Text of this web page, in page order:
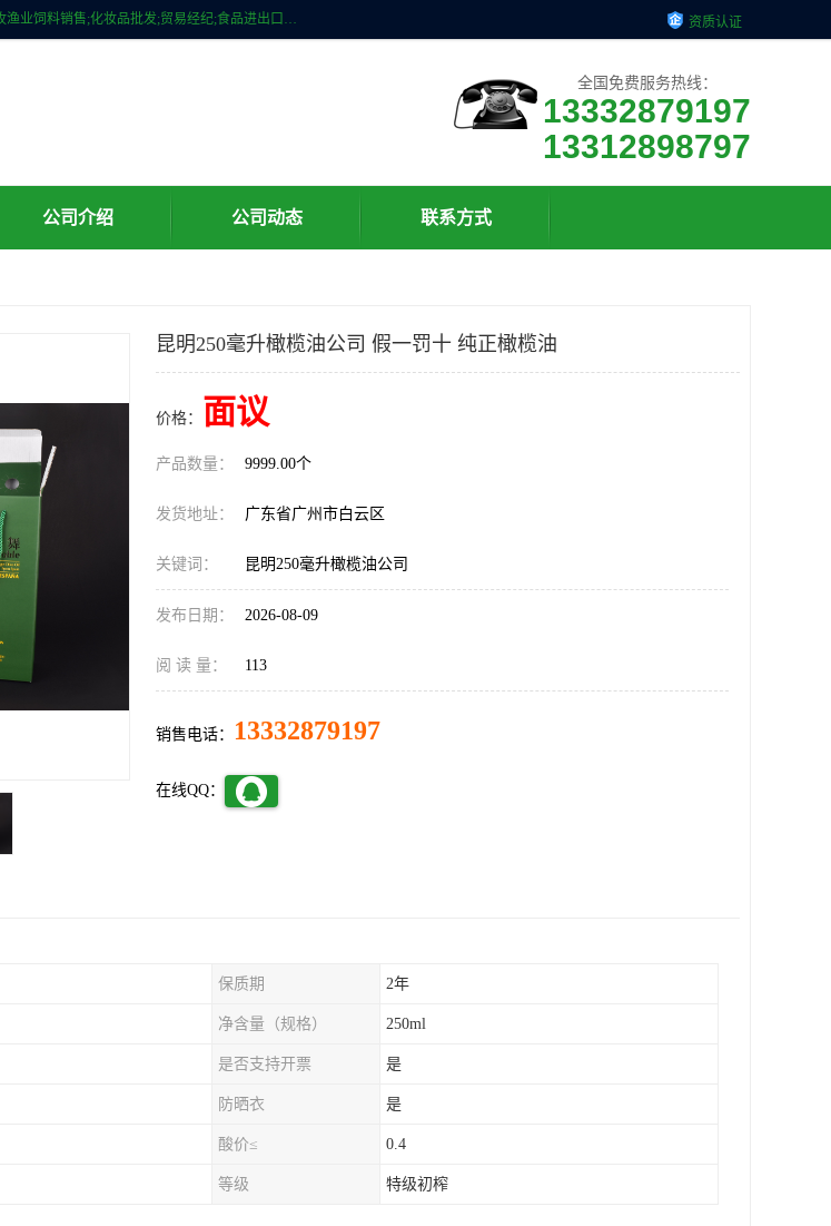
广州维圣橄榄油有限公司成立于2013年，注册地位于广州市白云区。经营范围包括饲料原料销售;畜牧渔业饲料销售;化妆品批发;贸易经纪;食品进出口等，主要产品有：橄榄果渣油，橄榄油，纯橄榄油等。 资质认证
全国免费服务热线：
13332879197
13312898797
公司介绍 公司动态 联系方式
昆明250毫升橄榄油公司 假一罚十 纯正橄榄油
价格： 面议
产品数量： 9999.00个
发货地址： 广东省广州市白云区
关键词： 昆明250毫升橄榄油公司
发布日期： 2026-08-09
阅 读 量： 113
销售电话： 13332879197
在线QQ：
保质期 2年
净含量（规格） 250ml
是否支持开票 是
防晒衣 是
酸价≤ 0.4
等级 特级初榨